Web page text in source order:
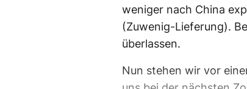
weniger nach China
(Zuwenig-Lieferung).
überlassen.
Nun stehen wir vor